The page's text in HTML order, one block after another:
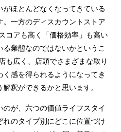
ほとんどなくなってきている
一方のディスカウントストア
コアも高く「価格効率」も高い
業態なのではないかというこ
も広く、店頭でさまざまな取り
感を得られるようになってき
釈ができるかと思います。
が、六つの価値ライフスタイ
れのタイプ別にどこに位置づけ